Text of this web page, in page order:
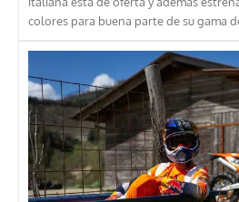
colores para buena parte de su gama